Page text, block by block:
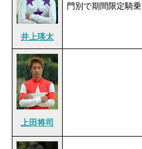
井上瑛太
門別で期間限定騎乗
上田将司